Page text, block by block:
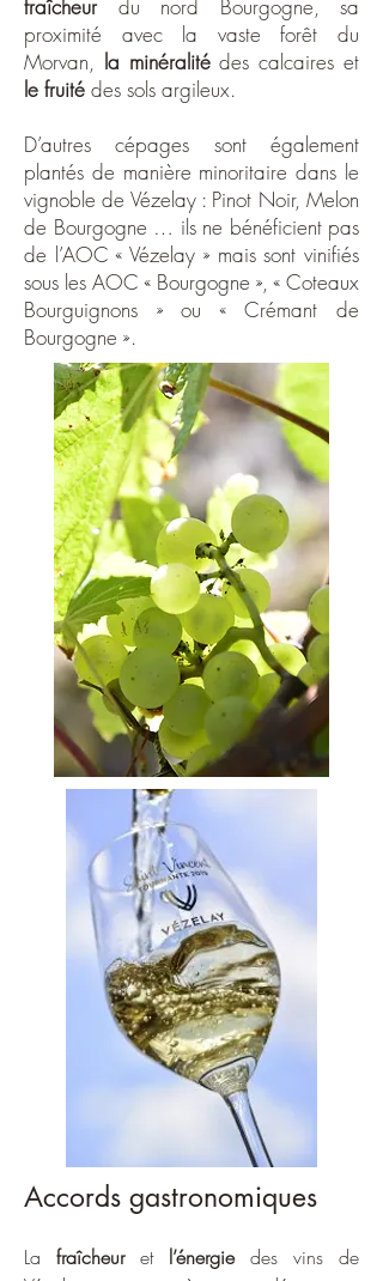
fraîcheurdu nord Bourgogne, sa
proximité avec la vaste forêt du
Morvan, la minéralitédes calcaires et
le fruité des sols argileux.
D’autres cépages sont également
plantés de manière minoritaire dans le
vignoble de Vézelay : Pinot Noir, Melon
de Bourgogne … ils ne bénéficient pas
de l’AOC « Vézelay » mais sont vinifiés
sous les AOC « Bourgogne », « Coteaux
Bourguignons » ou « Crémant de
Bourgogne ».
Accords gastronomiques
La fraîcheur et l’énergie des vins de